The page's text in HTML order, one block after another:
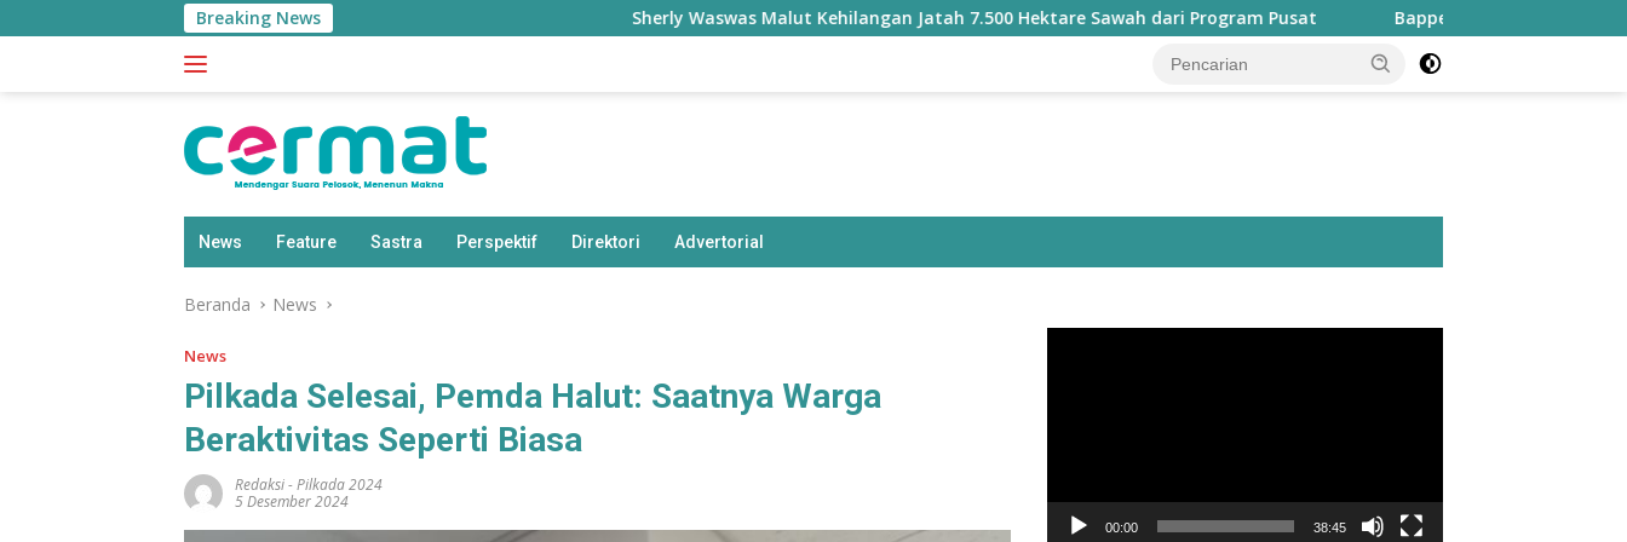
ke
Breaking News Sherly Waswas Malut Kehilangan Jatah 7.500 Hektare Sawah dari Program Pusat Bapperida: Taliabu Butuh Rp2
News Feature Sastra Perspektif Direktori Advertorial
Beranda News
News
Pilkada Selesai, Pemda Halut: Saatnya Warga
Beraktivitas Seperti Biasa
Redaksi-Pilkada 2024
5 Desember 2024
00:00 38:45